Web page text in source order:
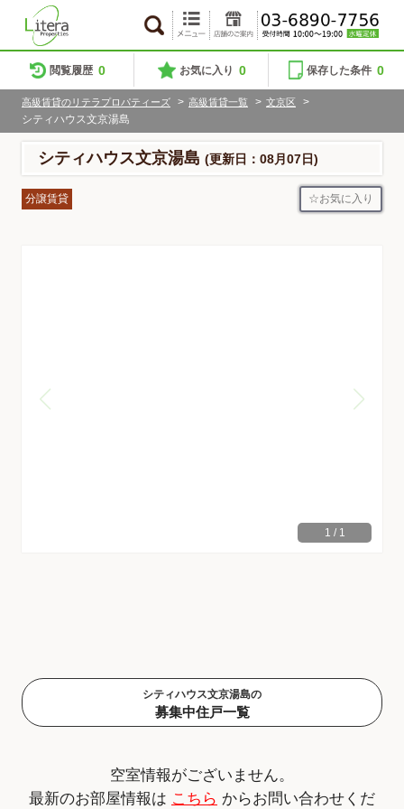
閲覧履歴 0 お気に入り 0 保存した条件 0
高級賃貸のリテラプロパティーズ > 高級賃貸一覧 > 文京区
>
シティハウス文京湯島
シティハウス文京湯島 (更新日：08月07日)
分譲賃貸 お気に入り
1 / 1
シティハウス文京湯島の
募集中住戸一覧
空室情報がございません。
最新のお部屋情報は こちら からお問い合わせくだ